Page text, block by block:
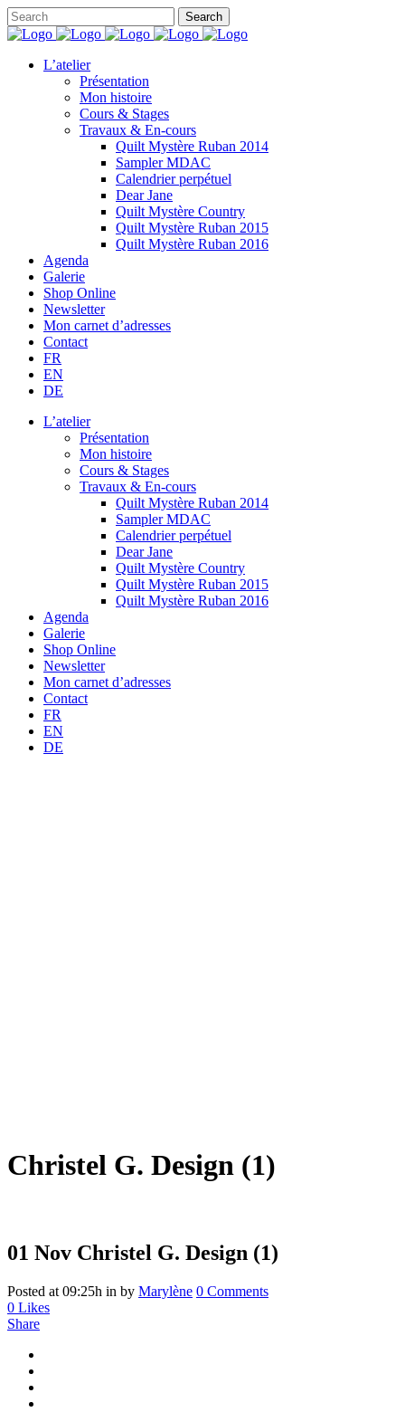
L’atelier
Présentation
Mon histoire
Cours & Stages
Travaux & En-cours
Quilt Mystère Ruban 2014
Sampler MDAC
Calendrier perpétuel
Dear Jane
Quilt Mystère Country
Quilt Mystère Ruban 2015
Quilt Mystère Ruban 2016
Agenda
Galerie
Shop Online
Newsletter
Mon carnet d’adresses
Contact
FR
EN
DE
L’atelier
Présentation
Mon histoire
Cours & Stages
Travaux & En-cours
Quilt Mystère Ruban 2014
Sampler MDAC
Calendrier perpétuel
Dear Jane
Quilt Mystère Country
Quilt Mystère Ruban 2015
Quilt Mystère Ruban 2016
Agenda
Galerie
Shop Online
Newsletter
Mon carnet d’adresses
Contact
FR
EN
DE
Christel G. Design (1)
01 Nov Christel G. Design (1)
Posted at 09:25h in by Marylène 0 Comments
0 Likes
Share